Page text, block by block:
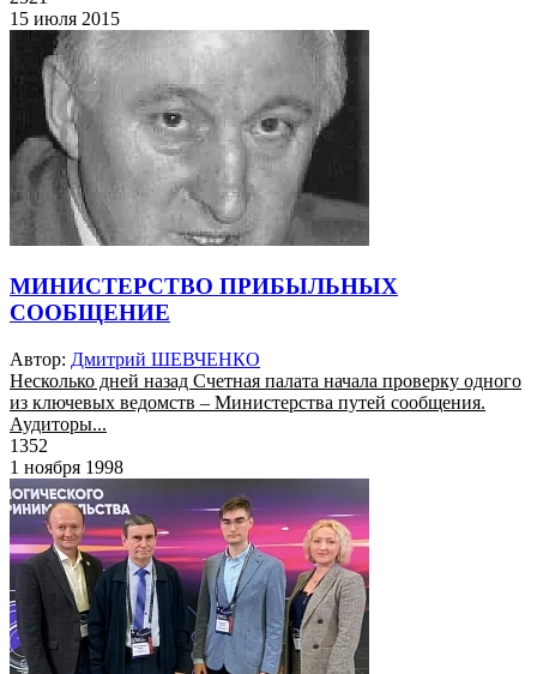
15 июля 2015
МИНИСТЕРСТВО ПРИБЫЛЬНЫХ
СООБЩЕНИЕ
Автор: Дмитрий ШЕВЧЕНКО
Несколько дней назад Счетная палата начала проверку одного
из ключевых ведомств – Министерства путей сообщения.
Аудиторы...
1352
1 ноября 1998